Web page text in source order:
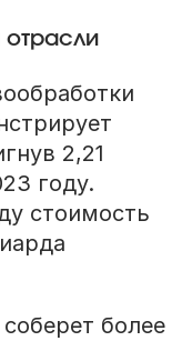
2,21
году.
стоимость
более